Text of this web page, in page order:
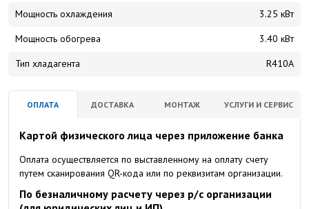
Мощность охлаждения
3.25 кВт
Мощность обогрева
3.40 кВт
Тип хладагента
R410A
ОПЛАТА ДОСТАВКА МОНТАЖ УСЛУГИ И СЕРВИС
Картой физического лица через приложение банка
Оплата осуществляется по выставленному на оплату счету
путем сканирования QR-кода или по реквизитам организации.
По безналичному расчету через р/с организации